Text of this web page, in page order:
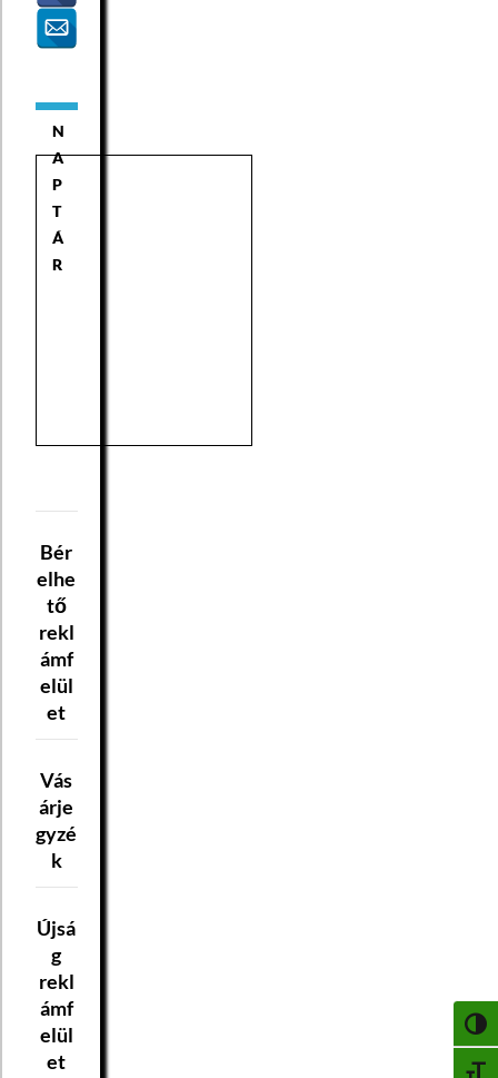
N
A
P
T
Á
R
Bér
elhe
tő
rekl
ámf
elül
et
Vás
árje
gyzé
k
Újsá
g
rekl
ámf
elül
et